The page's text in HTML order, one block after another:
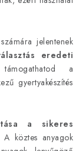
jelentenek
eredeti
a
gyertyakészítés
a sikeres
A köztes anyagok